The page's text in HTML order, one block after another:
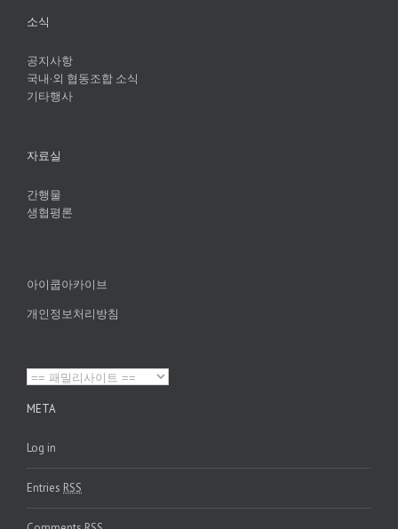
소식
공지사항
국내·외 협동조합 소식
기타행사
자료실
간행물
생협평론
아이쿱아카이브
개인정보처리방침
META
Log in
Entries RSS